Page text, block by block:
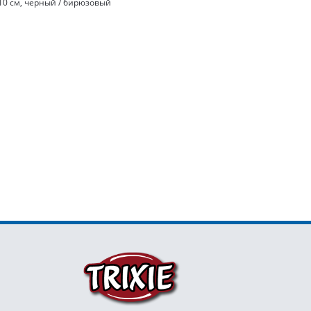
см, черный / бирюзовый